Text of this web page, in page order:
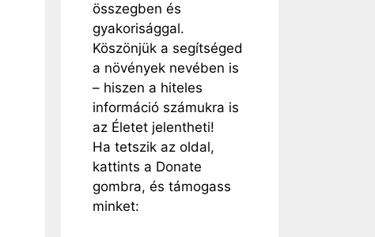
összegben és
gyakorisággal.
Köszönjük a segítséged
a növények nevében is
– hiszen a hiteles
információ számukra is
az Életet jelentheti!
Ha tetszik az oldal,
kattints a Donate
gombra, és támogass
minket: